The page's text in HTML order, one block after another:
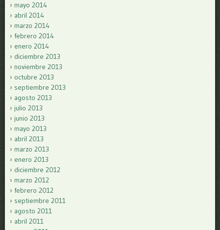
mayo 2014
abril 2014
marzo 2014
febrero 2014
enero 2014
diciembre 2013
noviembre 2013
octubre 2013
septiembre 2013
agosto 2013
julio 2013
junio 2013
mayo 2013
abril 2013
marzo 2013
enero 2013
diciembre 2012
marzo 2012
febrero 2012
septiembre 2011
agosto 2011
abril 2011